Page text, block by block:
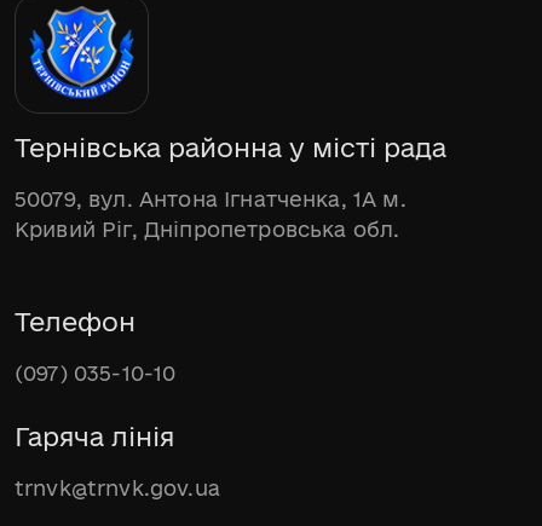
Тернівська районна у місті рада
50079, вул. Антона Ігнатченка, 1А м.
Кривий Ріг, Дніпропетровська обл.
Телефон
(097) 035-10-10
Гаряча лінія
trnvk@trnvk.gov.ua